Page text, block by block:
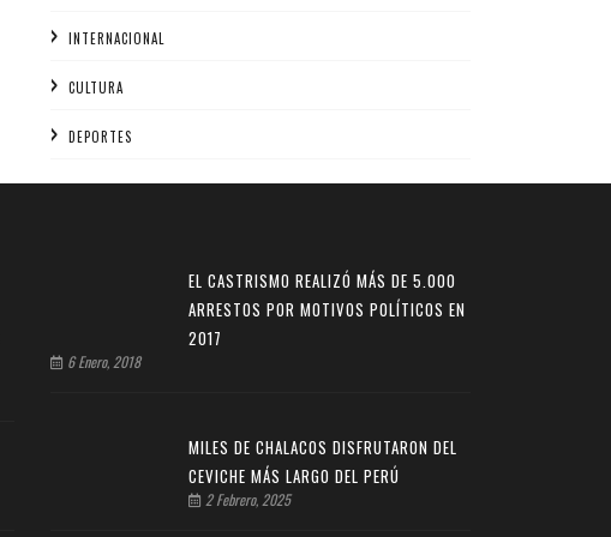
INTERNACIONAL
CULTURA
DEPORTES
EL CASTRISMO REALIZÓ MÁS DE 5.000
ARRESTOS POR MOTIVOS POLÍTICOS EN
2017
6 Enero, 2018
MILES DE CHALACOS DISFRUTARON DEL
CEVICHE MÁS LARGO DEL PERÚ
2 Febrero, 2025